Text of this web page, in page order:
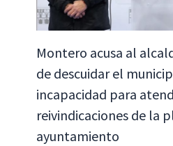
Montero acusa al
de descuidar el
incapacidad para
reivindicaciones de la
ayuntamiento